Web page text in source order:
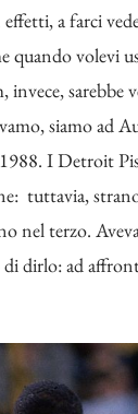
effetti, a farci
volevi
invece,
siamo ad
I Detroit
tuttavia,
nel terzo.
dirlo: ad